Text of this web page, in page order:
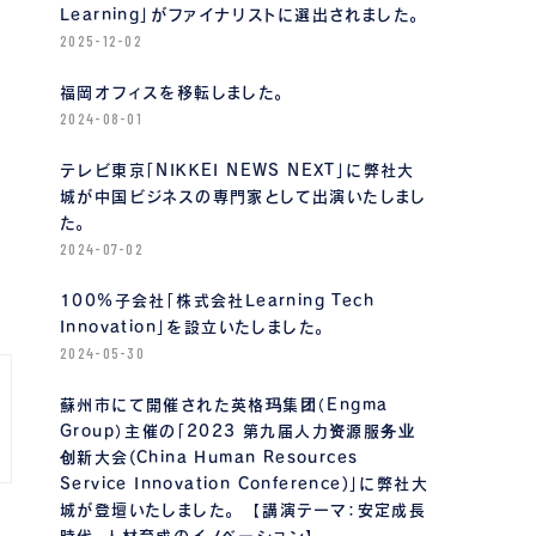
Learning」がファイナリストに選出されました。
2025-12-02
福岡オフィスを移転しました。
2024-08-01
テレビ東京「NIKKEI NEWS NEXT」に弊社大
城が中国ビジネスの専門家として出演いたしまし
た。
2024-07-02
100%子会社「株式会社Learning Tech
Innovation」を設立いたしました。
2024-05-30
蘇州市にて開催された英格玛集团（Engma
Group）主催の「2023 第九届人力资源服务业
创新大会(China Human Resources
Service Innovation Conference)」に弊社大
城が登壇いたしました。 【講演テーマ：安定成長